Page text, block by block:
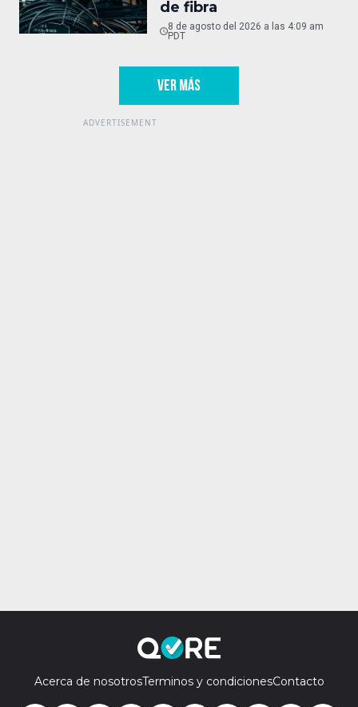
de fibra
8 de agosto del 2026 a las 4:09 am
PDT
VER MÁS
Acerca de nosotrosTerminos y condicionesContacto